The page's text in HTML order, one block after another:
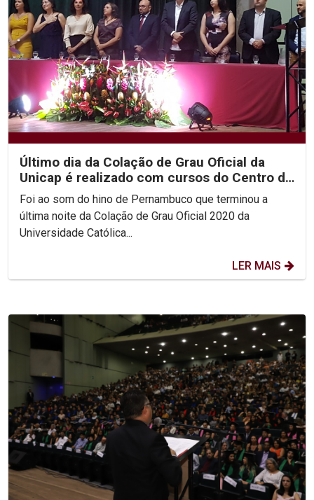
Último dia da Colação de Grau Oficial da
Unicap é realizado com cursos do Centro de
Ciências...
Foi ao som do hino de Pernambuco que terminou a
última noite da Colação de Grau Oficial 2020 da
Universidade Católica...
LER MAIS